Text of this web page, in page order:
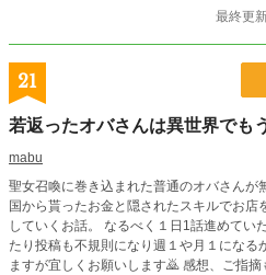
最終更
21
若返ったオバさんは異世界でも
mabu
聖女召喚に巻き込まれた普通のオバさんが
国から貰ったお金と隠されたスキルでお店
していくお話。 なるべく１日1話進めていたのですが仕事で不規則な時間になっ
たり投稿も不規則になり週１や月１になる
ますが宜しくお願いします🙇 感想、ご指摘もありがとうございます。 なるべく